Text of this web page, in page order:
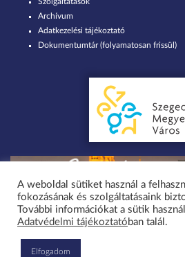
Archívum
Adatkezelési tájékoztató
Dokumentumtár (folyamatosan frissül)
Minden jog fenntartva 2026 © Szent-Györgyi
Művelődési Ház Szeged-Tápé / design by
A weboldal sütiket használ a
fokozásának és szolgáltatásaink
További információkat a sütik
Adatvédelmi tájékoztató ban talál.
Elfogadom